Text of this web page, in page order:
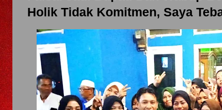
Holik Tidak Komitmen, Saya